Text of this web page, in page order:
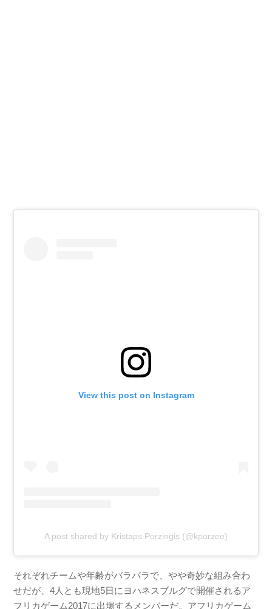
View this post on Instagram
A post shared by Kristaps Porzingis (@kporzee)
それぞれチームや年齢がバラバラで、やや奇妙な組み合わ
せだが、4人とも現地5日にヨハネスブルグで開催されるア
フリカゲーム2017に出場するメンバーだ。アフリカゲーム